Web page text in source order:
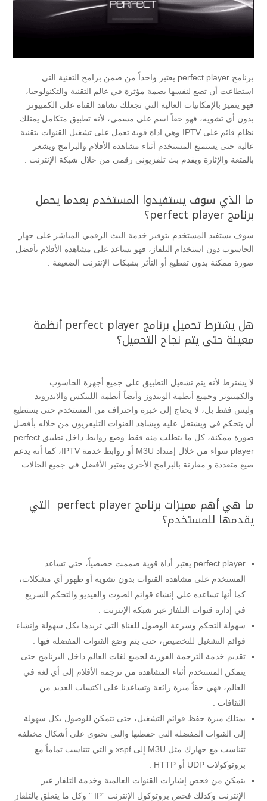
برنامج perfect player يعتبر واحداً من ضمن برامج التقنية التي
استطاعت أن تضع لنفسها بصمة مؤثرة في عالم التقنية والتكنولوجيا،
فهو يتميز بالإمكانيات العالية التي تجعلك تشاهد القناة على الكمبيوتر
بدون أي تشويه، فهو حقاً اسم على مسمي، لأنه تطبيق متكامل يمتلك
نظام قائم على IPTV وهي اداة قوية تعمل على تشغيل القنوات بتقنية
عالية حتى يستمتع المستخدم أثناء مشاهدة الأفلام والبرامج ويشعر
بالمتعة والإثارة ويقدم بث تلفزيوني رقمي من خلال شبكة الإنترنت .
ما الذي سوف يستفيدوا المستخدم بعدما يحمل
برنامج perfect player؟
سوف يستفيد المستخدم بتوفير خدمة البث الرقمي المباشر على جهاز
الحاسوب دون استخدام التلفاز، فهو يساعد على مشاهدة الأفلام بأفضل
صورة ممكنة بدون تقطيع أو التأثر بشبكات الإنترنت الضعيفة .
هل يشترط تحميل برنامج perfect player أنظمة
معينة حتى يتم نجاح التحميل؟
لا يشترط لأنه يتم تشغيل التطبيق على جميع أجهزة الحاسوب
والكمبيوتر وجميع أنظمة الويندوز وأيضاً أنظمة اللينكس والاندرويد
وليس فقط بل، لا يحتاج إلى خبرة واحتراف من المستخدم حتى يستطيع
أن يتحكم في ويشتغل عليه ويشاهد القنوات التليفزيون من خلاله بأفضل
صورة ممكنة، كل ما يتطلب منه فقط وضع روابط داخل تطبيق perfect
player سواء من خلال إمتداد M3U أو روابط خدمة IPTV، كما أنه يدعم
صيغ متعددة و مقارنة بالبرامج الأخرى يعتبر الأفضل في جميع الحالات .
ما هي أهم مميزات برنامج perfect player التي
يقدمها للمستخدم؟
perfect player يعتبر أداة قوية صممت خصصياً، حتى تساعد
المستخدم على مشاهدة القنوات بدون تشويه أو ظهور أي مشكلات،
كما أنها تساعده على إنشاء قوائم الصوت والفيديو والتحكم السريع
في إدارة قنوات التلفاز عبر شبكة الإنترنت .
سهولة التحكم وسرعة الوصول للقناة التي تريدها بكل سهولة وإنشاء
قوائم التشغيل للتخصيص، حتى يتم وضع القنوات المفضلة فيها .
تقديم خدمة الترجمة الفورية لجميع لغات العالم داخل البرنامج حتى
يتمكن المستخدم أثناء المشاهدة من ترجمة الأفلام إلى أي لغة في
العالم، فهي حقاً ميزة رائعة وتساعدنا على اكتساب العديد من
الثقافات .
يمتلك ميزة حفظ قوائم التشغيل، حتى تتمكن للوصول بكل سهولة
إلى القنوات المفضلة التي حفظتها والتي تحتوي على أشكال مختلفة
تتناسب مع جهازك مثل M3U إلى xspf و التي تتناسب تماماً مع
بروتوكولات UDP أو HTTP .
يتمكن من فحص إشارات القنوات العالمية وخدمة التلفاز عبر
الإنترنت وكذلك فحص بروتوكول الإنترنت “IP ” وكل ما يتعلق بالتلفاز